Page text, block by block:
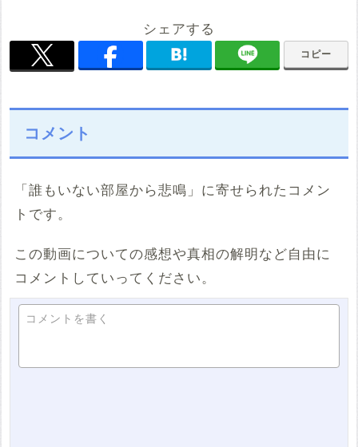
シェアする
コピー
コメント
「誰もいない部屋から悲鳴」に寄せられたコメン
トです。
この動画についての感想や真相の解明など自由に
コメントしていってください。
コメントを書く